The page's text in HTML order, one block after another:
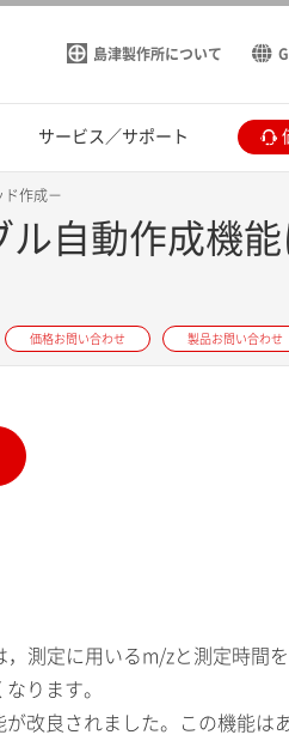
島津製作所について
サービス／サポート
ド作成－
自動作成機
価格お問い合わせ 製品お問い合わせ
測定に用いるm/zと測定時間
ります。
改良されました。この機能は